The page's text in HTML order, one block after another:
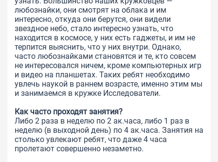
любознайки, они смотрят на облака и им
интересно, откуда они берутся, они видели
звездное небо, стало интересно узнать, что
находится в космосе, у них есть гаджеты, и им не
терпится выяснить, что у них внутри. Однако,
часто любознайками становятся и те, кто совсем
не интересовался ничем, кроме компьютерных игр
и видео на планшетах. Таких ребят необходимо
увлечь наукой в раннем возрасте, именно этим мы
и занимаемся в кружке Исследователи.
Как часто проходят занятия?
Либо 2 раза в неделю по 2 ак.часа, либо 1 раз в
неделю (в выходной день) по 4 ак.часа. Занятия на
столько увлекают ребят, что даже 4 часа
пролетают совершенно незаметно.